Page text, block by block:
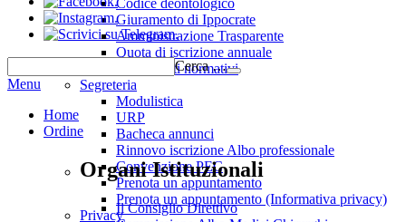
.
.
Cerca …
Menu
Home
Ordine
Organi Istituzionali
Il Consiglio Direttivo
Giuramento di Ippocrate
Amministrazione Trasparente
Quota di iscrizione annuale
Riferimenti normativi
Segreteria
Modulistica
URP
Bacheca annunci
Rinnovo iscrizione Albo professionale
Convenzione PEC
Prenota un appuntamento
Prenota un appuntamento (Informativa privacy)
Privacy